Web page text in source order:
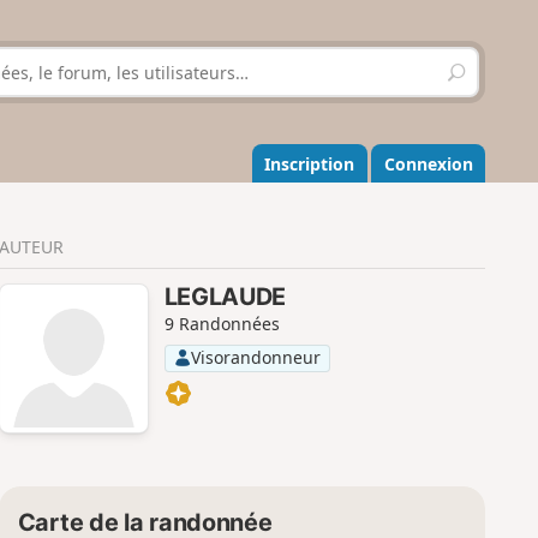
R
e
h
e
r
r
Inscription Connexion
AUTEUR
LEGLAUDE
9 Randonnées
Visorandonneur
Carte de la randonnée